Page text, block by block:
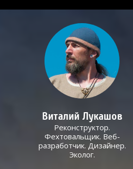
Виталий Лукашов
Реконструктор.
Фехтовальщик. Веб-
разработчик. Дизайнер.
Эколог.